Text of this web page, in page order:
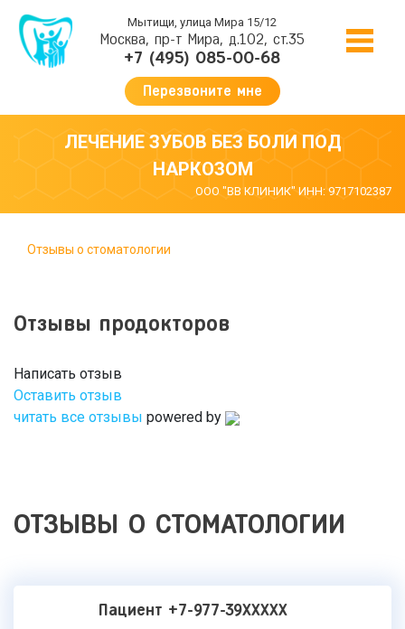
Мытищи, улица Мира 15/12
Москва, пр-т Мира, д.102, ст.35
+7 (495) 085-00-68
Перезвоните мне
ЛЕЧЕНИЕ ЗУБОВ БЕЗ БОЛИ ПОД
НАРКОЗОМ
ООО "ВВ КЛИНИК" ИНН: 9717102387
Отзывы о стоматологии
Отзывы продокторов
Написать отзыв
Оставить отзыв
читать все отзывы powered by
ОТЗЫВЫ О СТОМАТОЛОГИИ
Пациент +7-977-39XXXXX